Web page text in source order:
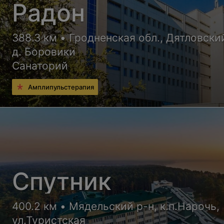
Радон
388.3 км • Гродненская обл.,
д. Боровики
Санаторий
Амплипульстерапия
Спутник
400.2 км • Мядельский р-н, к.п.Нарочь,
ул.Туристская